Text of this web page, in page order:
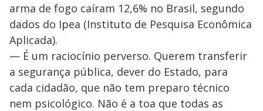
arma de fogo caíram 12,6% no Brasil, segundo
dados do Ipea (Instituto de Pesquisa Econômica
Aplicada).
— É um raciocínio perverso. Querem transferir
a segurança pública, dever do Estado, para
cada cidadão, que não tem preparo técnico
nem psicológico. Não é a toa que todas as